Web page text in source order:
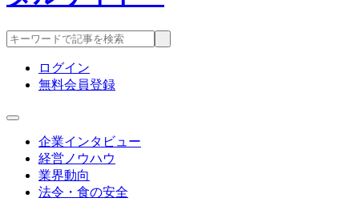
ログイン
無料会員登録
企業インタビュー
経営ノウハウ
業界動向
法令・食の安全